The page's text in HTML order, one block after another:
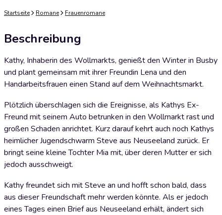
Startseite Romane Frauenromane
Beschreibung
Kathy, Inhaberin des Wollmarkts, genießt den Winter in Busby
und plant gemeinsam mit ihrer Freundin Lena und den
Handarbeitsfrauen einen Stand auf dem Weihnachtsmarkt.
Plötzlich überschlagen sich die Ereignisse, als Kathys Ex-
Freund mit seinem Auto betrunken in den Wollmarkt rast und
großen Schaden anrichtet. Kurz darauf kehrt auch noch Kathys
heimlicher Jugendschwarm Steve aus Neuseeland zurück. Er
bringt seine kleine Tochter Mia mit, über deren Mutter er sich
jedoch ausschweigt.
Kathy freundet sich mit Steve an und hofft schon bald, dass
aus dieser Freundschaft mehr werden könnte. Als er jedoch
eines Tages einen Brief aus Neuseeland erhält, ändert sich